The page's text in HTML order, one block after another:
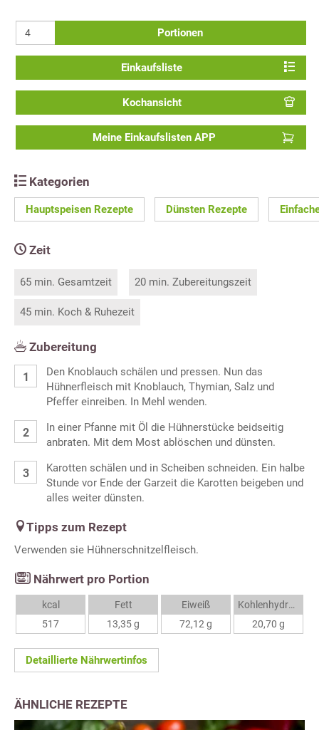
Portionen
Einkaufsliste
Kochansicht
Meine Einkaufslisten APP
Kategorien
Hauptspeisen Rezepte Dünsten Rezepte
Zeit
65 min. Gesamtzeit 20 min. Zubereitungszeit
45 min. Koch & Ruhezeit
Zubereitung
Den Knoblauch schälen und pressen. Nun das
Hühnerfleisch mit Knoblauch, Thymian, Salz und
Pfeffer einreiben. In Mehl wenden.
In einer Pfanne mit Öl die Hühnerstücke beidseitig
anbraten. Mit dem Most ablöschen und dünsten.
Karotten schälen und in Scheiben schneiden. Ein halbe
Stunde vor Ende der Garzeit die Karotten beigeben und
alles weiter dünsten.
Tipps zum Rezept
Verwenden sie Hühnerschnitzelfleisch.
Nährwert pro Portion
kcal
517
Fett
13,35 g
Eiweiß
72,12 g
Kohlenhydrate
20,70 g
Detaillierte Nährwertinfos
ÄHNLICHE REZEPTE